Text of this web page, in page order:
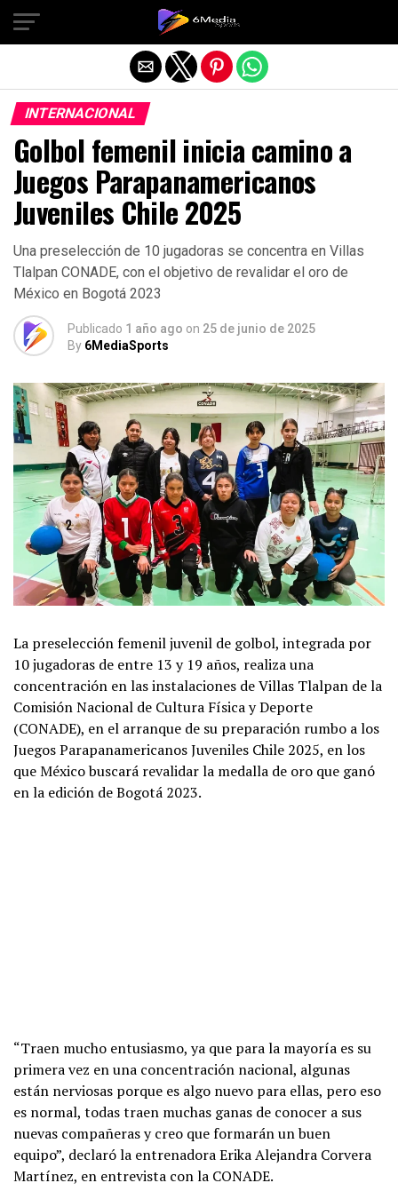
INTERNACIONAL
Golbol femenil inicia camino a
Juegos Parapanamericanos
Juveniles Chile 2025
Una preselección de 10 jugadoras se concentra en Villas
Tlalpan CONADE, con el objetivo de revalidar el oro de
México en Bogotá 2023
Publicado 1 año ago on 25 de junio de 2025
By 6MediaSports
La preselección femenil juvenil de golbol, integrada por
10 jugadoras de entre 13 y 19 años, realiza una
concentración en las instalaciones de Villas Tlalpan de la
Comisión Nacional de Cultura Física y Deporte
(CONADE), en el arranque de su preparación rumbo a los
Juegos Parapanamericanos Juveniles Chile 2025, en los
que México buscará revalidar la medalla de oro que ganó
en la edición de Bogotá 2023.
“Traen mucho entusiasmo, ya que para la mayoría es su
primera vez en una concentración nacional, algunas
están nerviosas porque es algo nuevo para ellas, pero eso
es normal, todas traen muchas ganas de conocer a sus
nuevas compañeras y creo que formarán un buen
equipo”, declaró la entrenadora Erika Alejandra Corvera
Martínez, en entrevista con la CONADE.
Salir de la versión móvil